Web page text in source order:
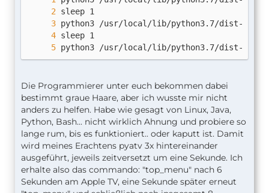
python3 /usr/local/lib/python3.7/dist-
Die Programmierer unter euch bekommen dabei
bestimmt graue Haare, aber ich wusste mir nicht
anders zu helfen. Habe wie gesagt von Linux, Java,
Python, Bash... nicht wirklich Ahnung und probiere so
lange rum, bis es funktioniert.. oder kaputt ist. Damit
wird meines Erachtens pyatv 3x hintereinander
ausgeführt, jeweils zeitversetzt um eine Sekunde. Ich
erhalte also das commando: "top_menu" nach 6
Sekunden am Apple TV, eine Sekunde später erneut